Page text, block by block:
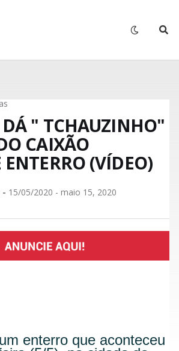
DÁ " TCHAUZINHO"
CAIXÃO
(VÍDEO)
- 15/05/2020 - maio 15, 2020
enterro que aconteceu